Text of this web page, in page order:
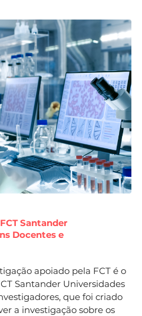
Santander
Docentes e
apoiado pela FCT é o
Santander Universidades
que foi criado
a investigação sobre os